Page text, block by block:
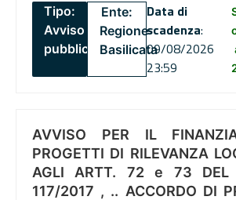
Tipo:
Avviso
pubblico
Ente:
Regione
Basilicata
Data di
scadenza:
09/08/2026
23:59
AVVISO PER IL
PROGETTI DI RILEVANZA
AGLI ARTT. 72 e 73 DEL
117/2017 , .. ACCORDO DI